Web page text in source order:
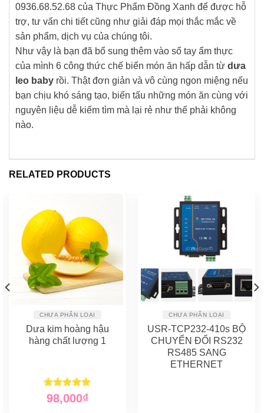
0936.68.52.68 của Thực Phẩm Đồng Xanh để được hỗ
trợ, tư vấn chi tiết cũng như giải đáp mọi thắc mắc về
sản phẩm, dịch vụ của chúng tôi.
Như vậy là bạn đã bổ sung thêm vào sổ tay ẩm thực
của mình 6 công thức chế biến món ăn hấp dẫn từ dưa
leo baby rồi. Thật đơn giản và vô cùng ngon miệng nếu
bạn chịu khó sáng tạo, biến tấu những món ăn cùng với
nguyên liệu dễ kiếm tìm mà lại rẻ như thế phải không
nào.
RELATED PRODUCTS
CHƯA PHÂN LOẠI
Dưa kim hoàng hậu
hàng chất lượng 1
Rated5.00
out of 5
98,000₫
CHƯA PHÂN LOẠI
USR-TCP232-410s BỘ
CHUYỂN ĐỔI RS232
RS485 SANG
ETHERNET